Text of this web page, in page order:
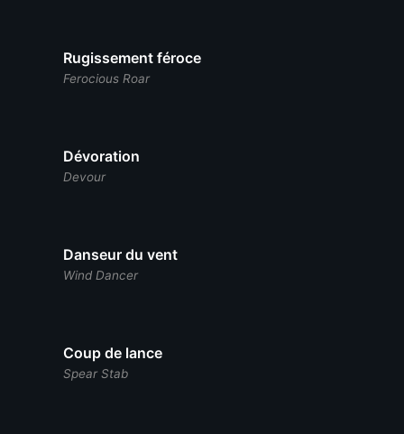
Rugissement féroce
Ferocious Roar
Dévoration
Devour
Danseur du vent
Wind Dancer
Coup de lance
Spear Stab